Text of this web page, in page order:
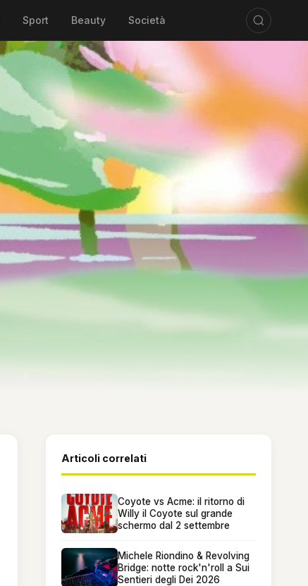
Sport Beauty Società
Articoli correlati
Coyote vs Acme: il ritorno di
Willy il Coyote sul grande
schermo dal 2 settembre
Michele Riondino & Revolving
Bridge: notte rock'n'roll a Sui
Sentieri degli Dei 2026